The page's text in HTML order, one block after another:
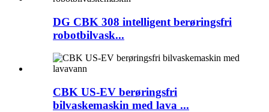
DG CBK 308 intelligent berøringsfri
robotbilvask...
CBK US-EV berøringsfri
bilvaskemaskin med lava ...